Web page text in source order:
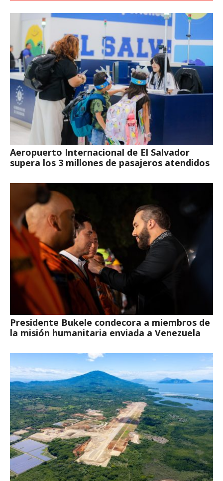
Aeropuerto Internacional de El Salvador
supera los 3 millones de pasajeros atendidos
Presidente Bukele condecora a miembros de
la misión humanitaria enviada a Venezuela